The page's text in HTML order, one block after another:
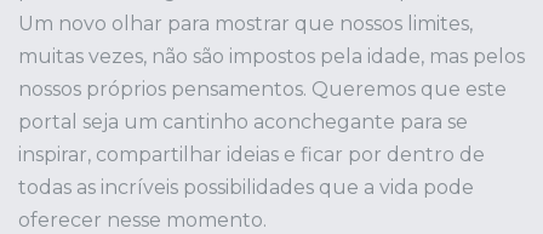
Um novo olhar para mostrar que nossos limites,
muitas vezes, não são impostos pela idade, mas pelos
nossos próprios pensamentos. Queremos que este
portal seja um cantinho aconchegante para se
inspirar, compartilhar ideias e ficar por dentro de
todas as incríveis possibilidades que a vida pode
oferecer nesse momento.